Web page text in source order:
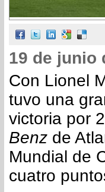
19 de junio
Con Lionel
tuvo una
victoria por
Benz de
Mundial de
cuatro